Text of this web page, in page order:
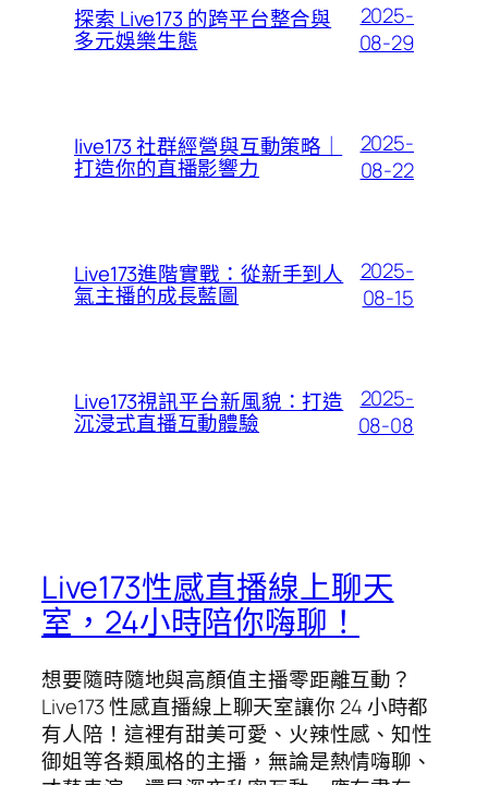
探索 Live173 的跨平台整合與
多元娛樂生態
2025-
08-29
live173 社群經營與互動策略｜
打造你的直播影響力
2025-
08-22
Live173進階實戰：從新手到人
氣主播的成長藍圖
2025-
08-15
Live173視訊平台新風貌：打造
沉浸式直播互動體驗
2025-
08-08
Live173性感直播線上聊天
室，24小時陪你嗨聊！
想要隨時隨地與高顏值主播零距離互動？
Live173 性感直播線上聊天室讓你 24 小時都
有人陪！這裡有甜美可愛、火辣性感、知性
御姐等各類風格的主播，無論是熱情嗨聊、